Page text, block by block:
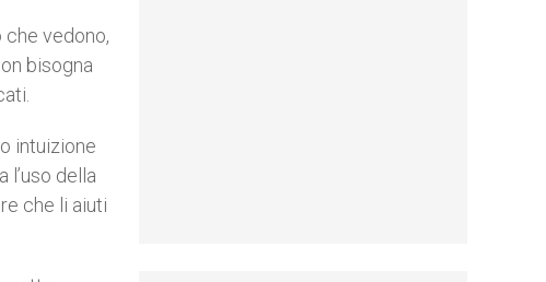
che vedono,
bisogna
intuizione
l’uso della
che li aiuti